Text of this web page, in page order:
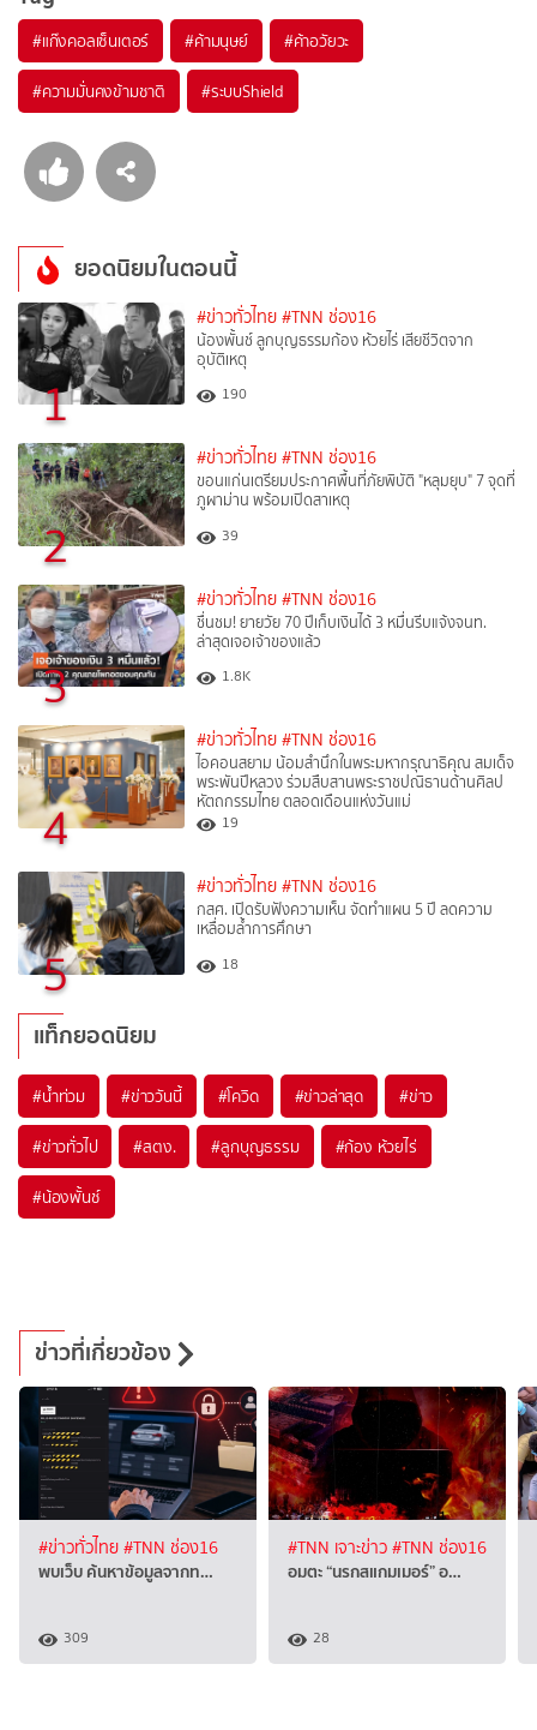
#แก๊งคอลเซ็นเตอร์ #ค้ามนุษย์ #ค้าอวัยวะ
#ความมั่นคงข้ามชาติ #ระบบShield
ยอดนิยมในตอนนี้
1
#ข่าวทั่วไทย #TNN ช่อง16
น้องพั้นช์ ลูกบุญธรรมก้อง ห้วยไร่ เสียชีวิตจาก
อุบัติเหตุ
190
2
#ข่าวทั่วไทย #TNN ช่อง16
ขอนแก่นเตรียมประกาศพื้นที่ภัยพิบัติ "หลุมยุบ" 7 จุดที่
ภูผาม่าน พร้อมเปิดสาเหตุ
39
3
#ข่าวทั่วไทย #TNN ช่อง16
ชื่นชม! ยายวัย 70 ปีเก็บเงินได้ 3 หมื่นรีบแจ้งจนท.
ล่าสุดเจอเจ้าของแล้ว
1.8K
4
#ข่าวทั่วไทย #TNN ช่อง16
ไอคอนสยาม น้อมสำนึกในพระมหากรุณาธิคุณ สมเด็จ
พระพันปีหลวง ร่วมสืบสานพระราชปณิธานด้านศิลป
หัตถกรรมไทย ตลอดเดือนแห่งวันแม่
19
5
#ข่าวทั่วไทย #TNN ช่อง16
กสศ. เปิดรับฟังความเห็น จัดทำแผน 5 ปี ลดความ
เหลื่อมล้ำการศึกษา
18
แท็กยอดนิยม
#น้ำท่วม #ข่าววันนี้ #โควิด #ข่าวล่าสุด #ข่าว
#ข่าวทั่วไป #สตง. #ลูกบุญธรรม #ก้อง ห้วยไร่
#น้องพั้นช์
ข่าวที่เกี่ยวข้อง
#ข่าวทั่วไทย#TNN ช่อง16
พบเว็บ ค้นหาข้อมูลจากท…
309
#TNN เจาะข่าว#TNN ช่อง16
อมตะ “นรกสแกมเมอร์” อ…
28